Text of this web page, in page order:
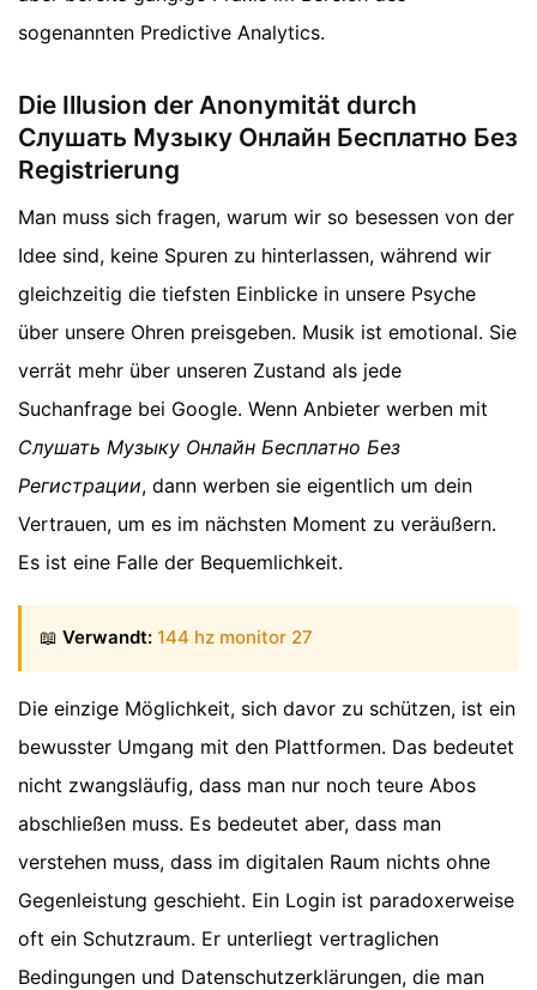
sogenannten Predictive Analytics.
Die Illusion der Anonymität durch
Слушать Музыку Онлайн Бесплатно Без
Registrierung
Man muss sich fragen, warum wir so besessen von der
Idee sind, keine Spuren zu hinterlassen, während wir
gleichzeitig die tiefsten Einblicke in unsere Psyche
über unsere Ohren preisgeben. Musik ist emotional. Sie
verrät mehr über unseren Zustand als jede
Suchanfrage bei Google. Wenn Anbieter werben mit
Слушать Музыку Онлайн Бесплатно Без
Регистрации, dann werben sie eigentlich um dein
Vertrauen, um es im nächsten Moment zu veräußern.
Es ist eine Falle der Bequemlichkeit.
📖 Verwandt: 144 hz monitor 27
Die einzige Möglichkeit, sich davor zu schützen, ist ein
bewusster Umgang mit den Plattformen. Das bedeutet
nicht zwangsläufig, dass man nur noch teure Abos
abschließen muss. Es bedeutet aber, dass man
verstehen muss, dass im digitalen Raum nichts ohne
Gegenleistung geschieht. Ein Login ist paradoxerweise
oft ein Schutzraum. Er unterliegt vertraglichen
Bedingungen und Datenschutzerklärungen, die man